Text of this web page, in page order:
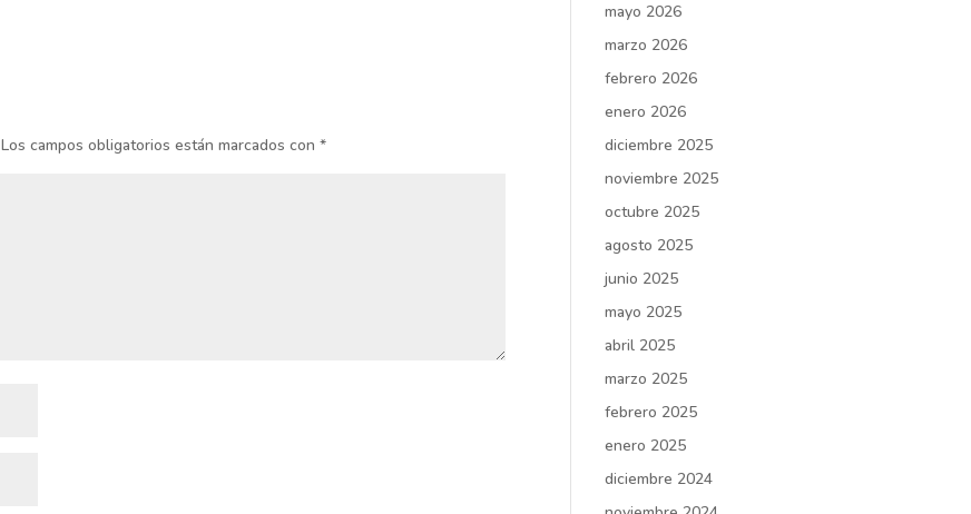
Los campos obligatorios están marcados con*
mayo 2026
marzo 2026
febrero 2026
enero 2026
diciembre 2025
noviembre 2025
octubre 2025
agosto 2025
junio 2025
mayo 2025
abril 2025
marzo 2025
febrero 2025
enero 2025
diciembre 2024